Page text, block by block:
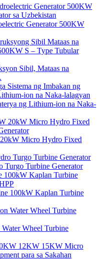
Generator 500KW
Sibil, Mataas na
ng Lithium-ion na Naka-
Micro Hydro Fixed
Turbine Generator
100kW Kaplan Turbine
Wheel Turbine